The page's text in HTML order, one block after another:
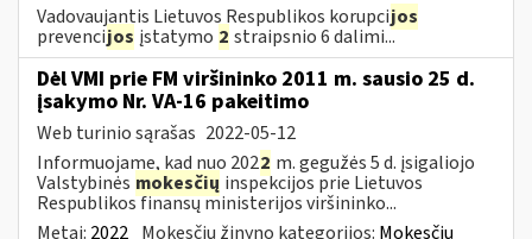
Vadovaujantis Lietuvos Respublikos korupcijos
prevencijos įstatymo 2 straipsnio 6 dalimi...
Dėl VMI prie FM viršininko 2011 m. sausio 25 d.
įsakymo Nr. VA-16 pakeitimo
Web turinio sąrašas 2022-05-12
Informuojame, kad nuo 2022 m. gegužės 5 d. įsigaliojo
Valstybinės mokesčių inspekcijos prie Lietuvos
Respublikos finansų ministerijos viršininko...
Metai: 2022 Mokesčių žinyno kategorijos: Mokesčių